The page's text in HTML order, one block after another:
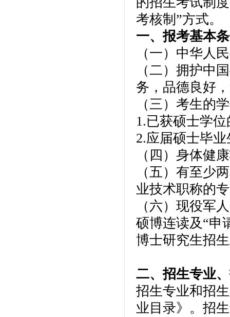
考核制”方式。
一、报考基本
（一）中华人
（二）拥护中
务，品德良好
（三）考生的
1.已获硕士学
2.应届硕士毕
（四）身体健
（五）有至少
业技术职称的
（六）现役军
硕博连读及“申
博士研究生招
二、招生专业
招生专业和招
业目录》。招